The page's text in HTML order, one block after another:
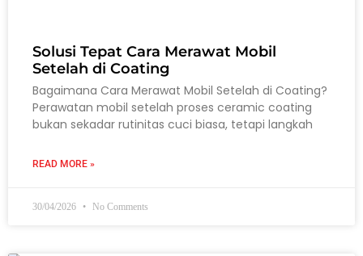
Solusi Tepat Cara Merawat Mobil
Setelah di Coating
Bagaimana Cara Merawat Mobil Setelah di Coating?
Perawatan mobil setelah proses ceramic coating
bukan sekadar rutinitas cuci biasa, tetapi langkah
READ MORE »
30/04/2026 No Comments